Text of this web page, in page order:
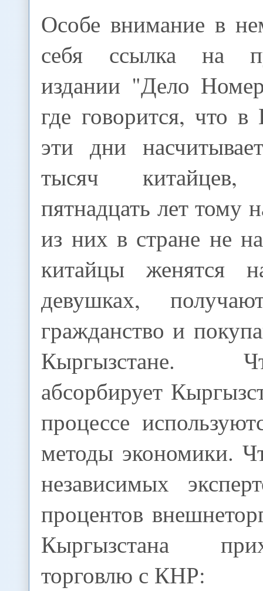
Особе внимание в
себя ссылка на
издании "Дело
где говорится, что
эти дни
тысяч
пятнадцать лет тому
из них в стране не
китайцы женятся
девушках,
гражданство и
Кыргызстане.
абсорбирует
процессе
методы экономики.
независимых
процентов
Кыргызстана
торговлю с КНР: